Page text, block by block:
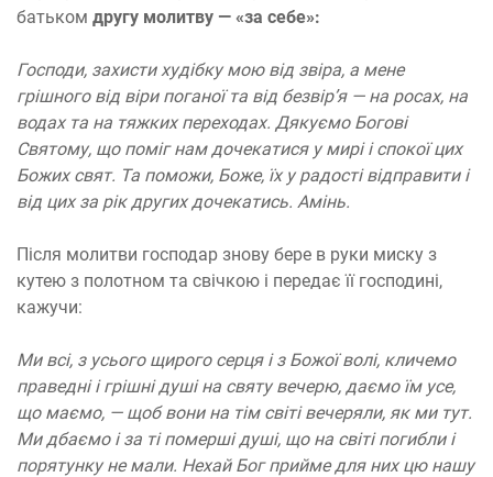
батьком другу молитву — «за себе»:
Господи, захисти худібку мою від звіра, а мене
грішного від віри поганої та від безвір’я — на росах, на
водах та на тяжких переходах. Дякуємо Богові
Святому, що поміг нам дочекатися у мирі і спокої цих
Божих свят. Та поможи, Боже, їх у радості відправити і
від цих за рік других дочекатись. Амінь.
Після молитви господар знову бере в руки миску з
кутею з полотном та свічкою і передає її господині,
кажучи:
Ми всі, з усього щирого серця і з Божої волі, кличемо
праведні і грішні душі на святу вечерю, даємо їм усе,
що маємо, — щоб вони на тім світі вечеряли, як ми тут.
Ми дбаємо і за ті померші душі, що на світі погибли і
порятунку не мали. Нехай Бог прийме для них цю нашу